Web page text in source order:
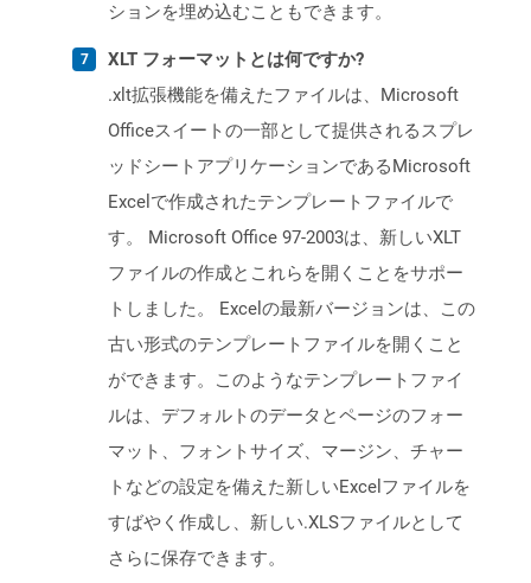
ションを埋め込むこともできます。
XLT フォーマットとは何ですか?
.xlt拡張機能を備えたファイルは、Microsoft
Officeスイートの一部として提供されるスプレ
ッドシートアプリケーションであるMicrosoft
Excelで作成されたテンプレートファイルで
す。 Microsoft Office 97-2003は、新しいXLT
ファイルの作成とこれらを開くことをサポー
トしました。 Excelの最新バージョンは、この
古い形式のテンプレートファイルを開くこと
ができます。このようなテンプレートファイ
ルは、デフォルトのデータとページのフォー
マット、フォントサイズ、マージン、チャー
トなどの設定を備えた新しいExcelファイルを
すばやく作成し、新しい.XLSファイルとして
さらに保存できます。